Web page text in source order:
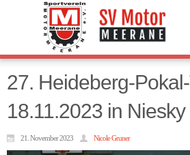
27. Heideberg-
18.11.2023 in Niesky
21. November 2023 Nicole Gruner